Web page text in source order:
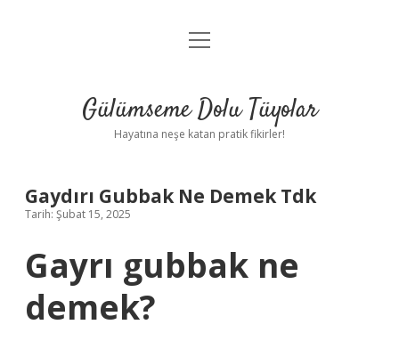
Anasayfa
Yasal Uyarı
menüyü
Gülümseme Dolu Tüyolar
Hayatına neşe katan pratik fikirler!
Gaydırı Gubbak Ne Demek Tdk
Tarih: Şubat 15, 2025
Gayrı gubbak ne
demek?